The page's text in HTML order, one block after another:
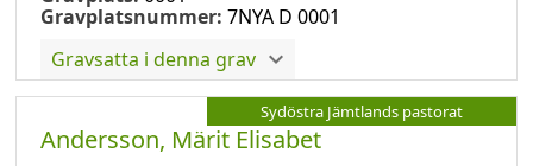
Gravplatsnummer: 7NYA D 0001
Gravsatta i denna grav
Sydöstra Jämtlands pastorat
Andersson, Märit Elisabet